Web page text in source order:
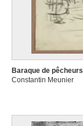
Baraque de pêcheurs
Constantin Meunier